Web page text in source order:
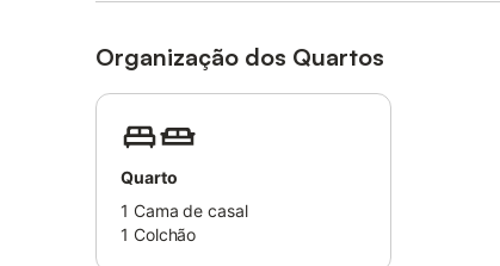
Organização dos Quartos
Quarto
1 Cama de casal
1 Colchão